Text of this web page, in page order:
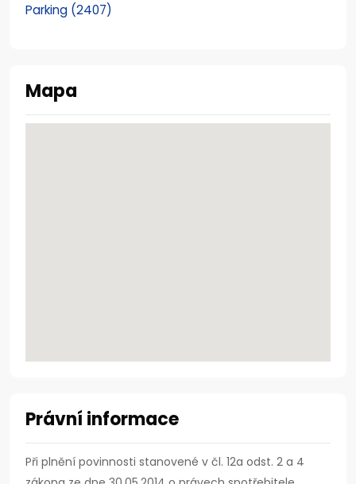
Parking (2407)
Mapa
Právní informace
Při plnění povinnosti stanovené v čl. 12a odst. 2 a 4